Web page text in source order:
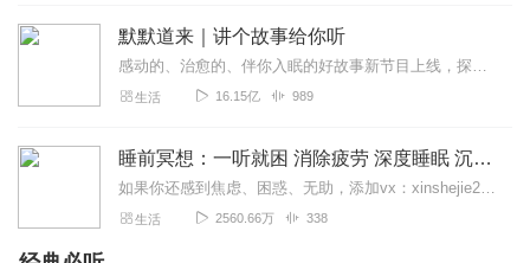
默默道来｜讲个故事给你听
感动的、治愈的、伴你入眠的好故事新节目上线，探索现实世界的无尽魅力，追求对生活的真实记录《听见人间真相》（点击名称，直达专辑）网易人间故事集持续更新中，邀您关注...
生活 16.15亿 989
睡前冥想：一听就困 消除疲劳 深度睡眠 沉浸体验
如果你还感到焦虑、困惑、无助，添加vx：xinshejie2018、vx公众号：宣萱心伴，与主播宣萱开启心灵交流之旅，共建温暖的精神家园！如果你喜欢我的内容，请...
生活 2560.66万 338